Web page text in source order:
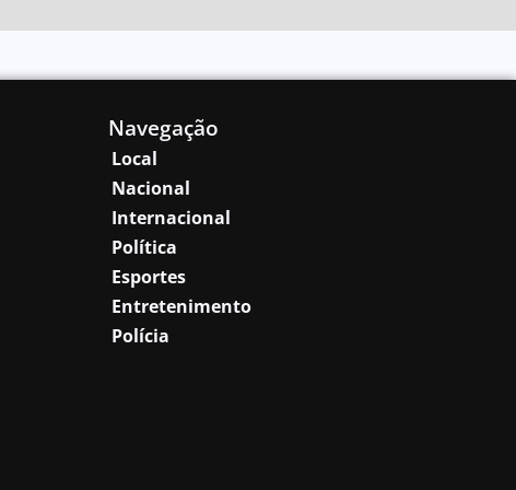
Navegação
Local
Nacional
Internacional
Política
Esportes
Entretenimento
Polícia